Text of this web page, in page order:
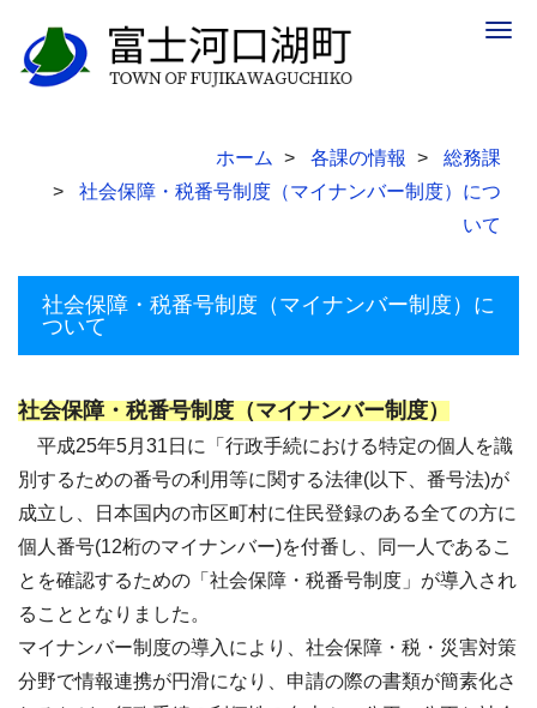
ホーム 各課の情報
総務課
社会保障・税番号制度（マイナンバー制度）につ
いて
社会保障・税番号制度（マイナンバー制度）に
ついて
社会保障・税番号制度（マイナンバー制度）
平成25年5月31日に「行政手続における特定の個人を識
別するための番号の利用等に関する法律(以下、番号法)が
成立し、日本国内の市区町村に住民登録のある全ての方に
個人番号(12桁のマイナンバー)を付番し、同一人であるこ
とを確認するための「社会保障・税番号制度」が導入され
ることとなりました。
マイナンバー制度の導入により、社会保障・税・災害対策
分野で情報連携が円滑になり、申請の際の書類が簡素化さ